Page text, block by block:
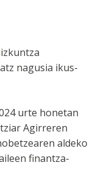
nagusia ikus-
urte honetan
Agirreren
aldeko
finantza-